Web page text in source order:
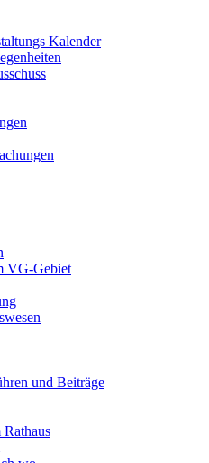
Kalender
VG-Gebiet
und Beiträge